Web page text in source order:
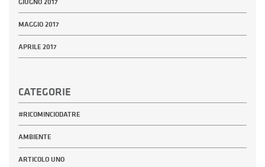
GIUGNO 2017
MAGGIO 2017
APRILE 2017
CATEGORIE
#RICOMINCIODATRE
AMBIENTE
ARTICOLO UNO